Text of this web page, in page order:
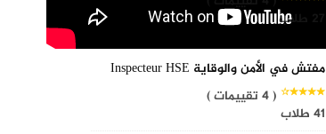
مفتش في الأمن والوقاية Inspecteur HSE
( 4 تقييمات )
41 طلاب